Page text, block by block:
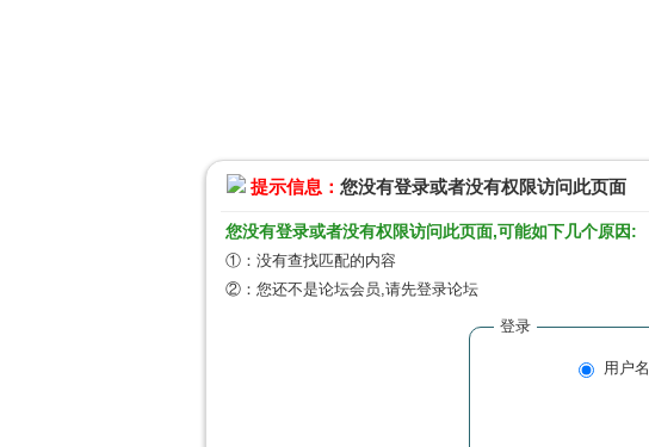
提示信息： 您没有登录或者没有权限访问此页面
您没有登录或者没有权限访问此页面,可能如下几个原因:
①：没有查找匹配的内容
②：您还不是论坛会员,请先登录论坛
登录
用户名